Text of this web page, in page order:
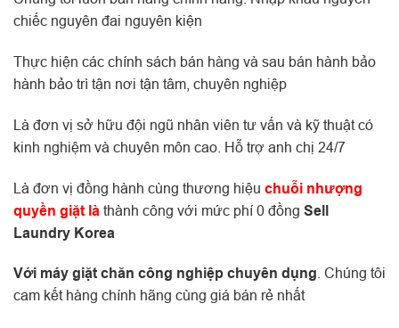
chiếc nguyên đai nguyên kiện
Thực hiện các chính sách bán hàng và sau bán hành bảo
hành bảo trì tận nơi tận tâm, chuyên nghiệp
Là đơn vị sở hữu đội ngũ nhân viên tư vấn và kỹ thuật có
kinh nghiệm và chuyên môn cao. Hỗ trợ anh chị 24/7
Là đơn vị đồng hành cùng thương hiệu chuỗi nhượng
quyền giặt là thành công với mức phí 0 đồng Sell
Laundry Korea
Với máy giặt chăn công nghiệp chuyên dụng . Chúng tôi
cam kết hàng chính hãng cùng giá bán rẻ nhất